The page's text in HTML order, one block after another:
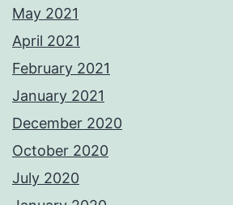
May 2021
April 2021
February 2021
January 2021
December 2020
October 2020
July 2020